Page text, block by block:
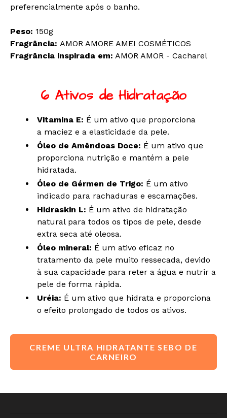
preferencialmente após o banho.
Peso: 150g
Fragrância: AMOR AMORE AMEI COSMÉTICOS
Fragrância inspirada em: AMOR AMOR - Cacharel
​6 Ativos de Hidratação
Vitamina E: É um ativo que proporciona
a maciez e a elasticidade da pele.
Óleo de Amêndoas Doce: É um ativo que
proporciona nutrição e mantém a pele
hidratada.
Óleo de Gérmen de Trigo: É um ativo
indicado para rachaduras e escamações.
Hidraskin L: É um ativo de hidratação
natural para todos os tipos de pele, desde
extra seca até oleosa.
Óleo mineral: É um ativo eficaz no
tratamento da pele muito ressecada, devido
à sua capacidade para reter a água e nutrir a
pele de forma rápida.
Uréia: É um ativo que hidrata e proporciona
o efeito prolongado de todos os ativos.
CREME ULTRA HIDRATANTE SEBO DE
CARNEIRO